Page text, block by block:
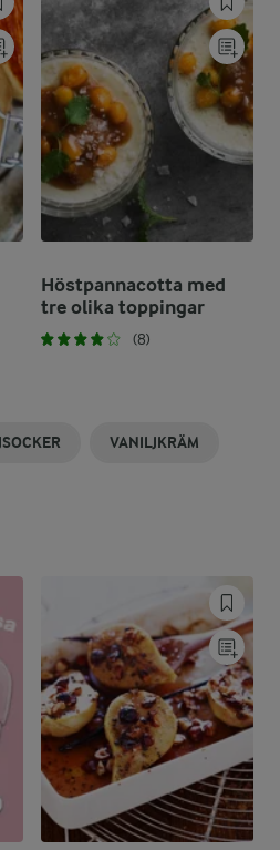
Höstpannacotta med
tre olika toppingar
(8)
VANILJKRÄM